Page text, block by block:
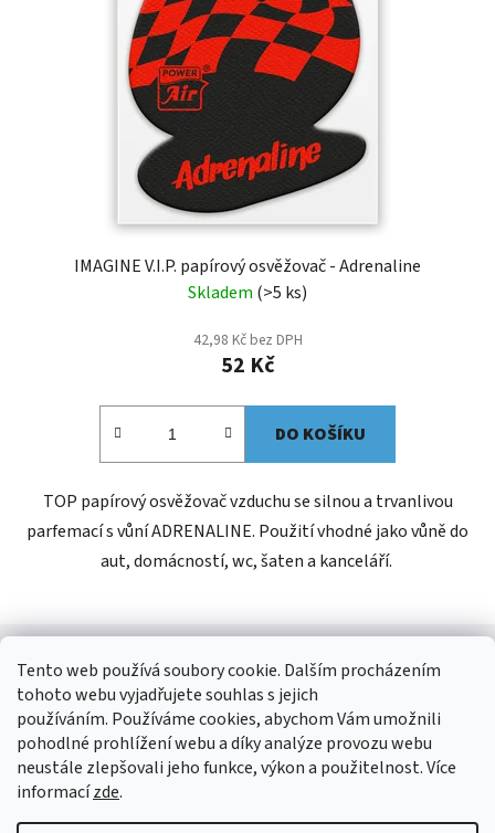
Tento web používá soubory cookie. Dalším procházením
tohoto webu vyjadřujete souhlas s jejich
používáním. Používáme cookies, abychom Vám umožnili
pohodlné prohlížení webu a díky analýze provozu webu
neustále zlepšovali jeho funkce, výkon a použitelnost. Více
informacízde.
IMAGINE V.I.P. papírový osvěžovač - Adrenaline
Skladem (>5 ks)
42,98 Kč bez DPH
52 Kč
DO KOŠÍKU
TOP papírový osvěžovač vzduchu se silnou a trvanlivou
parfemací s vůní ADRENALINE. Použití vhodné jako vůně do
aut, domácností, wc, šaten a kanceláří.
Z
Kontakt
shop@jees.cz
+420 326 903 815